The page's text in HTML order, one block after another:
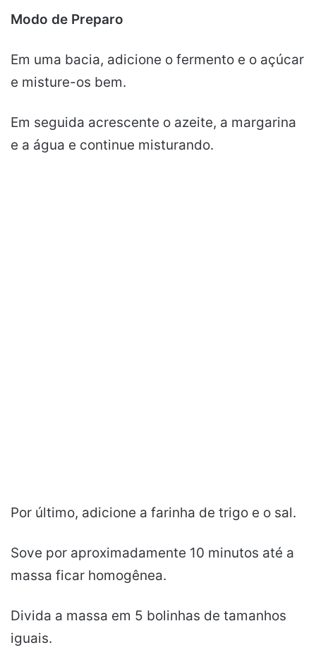
Modo de Preparo
Em uma bacia, adicione o fermento e o açúcar
e misture-os bem.
Em seguida acrescente o azeite, a margarina
e a água e continue misturando.
Por último, adicione a farinha de trigo e o sal.
Sove por aproximadamente 10 minutos até a
massa ficar homogênea.
Divida a massa em 5 bolinhas de tamanhos
iguais.